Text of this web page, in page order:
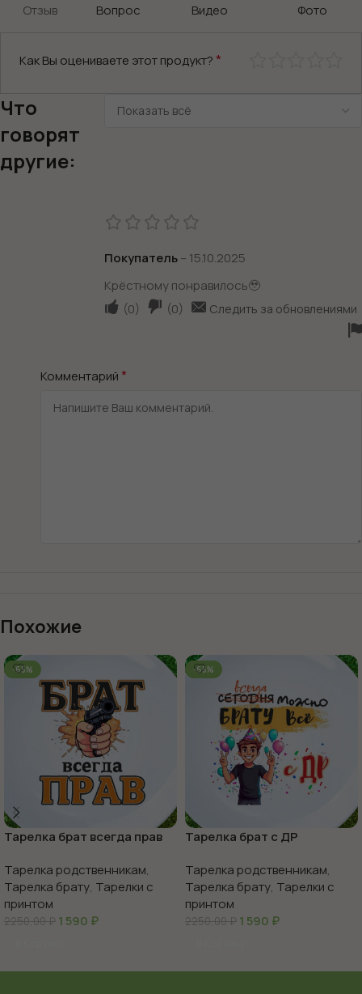
Отзыв
Вопрос
Видео
Фото
Как Вы оцениваете этот продукт? *
Что
говорят
другие:
Покупатель– 15.10.2025
Крёстному понравилось🥹
(0) (0) Следить за обновлениями
Комментарий *
Похожие
-65%
Тарелка брат всегда прав
Тарелка родственникам,
Тарелка брату, Тарелки с
принтом
2250,00₽ 1 590 ₽
-65%
Тарелка брат с ДР
Тарелка родственникам,
Тарелка брату, Тарелки с
принтом
2250,00₽ 1 590 ₽